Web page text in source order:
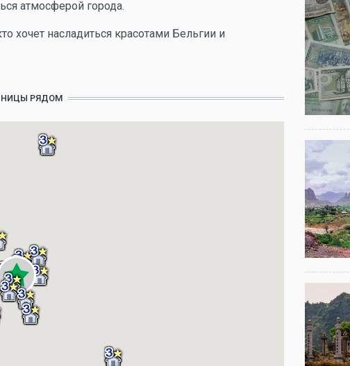
атмосферой города.
хочет насладиться красотами Бельгии и
РЯДОМ